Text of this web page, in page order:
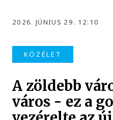
2026. JÚNIUS 29. 12:10
KÖZÉLET
A zöldebb
város - ez a